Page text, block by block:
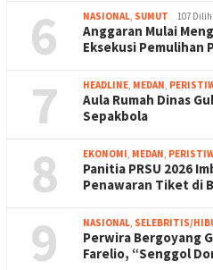
6 NASIONAL, SUMUT 107
Anggaran Mulai
Eksekusi Pemulihan
7 HEADLINE, MEDAN,
Aula Rumah Dinas
Sepakbola
8 EKONOMI, MEDAN,
Panitia PRSU 2026
Penawaran Tiket di
9 NASIONAL, SELEBRITIS/
Perwira Bergoyang
Farelio, “Senggol